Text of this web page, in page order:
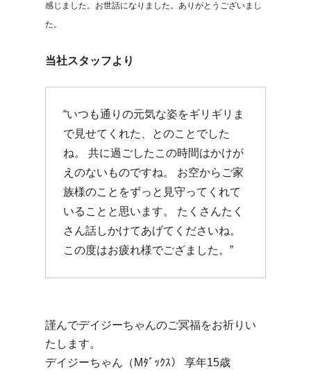
感じました。お世話になりました。ありがとうございまし
た。
当社スタッフより
“いつも通りの元気な姿をギリギリま
で見せてくれた、とのことでした
ね。 共に過ごしたこの時間はかけが
えのないものですね。 お空からご家
族様のことをずっと見守ってくれて
いることと思います。 たくさんたく
さん話しかけてあげてくださいね。
この度はお疲れ様でござました。”
謹んでデイジーちゃんのご冥福をお祈りい
たします。
デイジーちゃん（Mﾀﾞｯｸｽ） 享年15歳